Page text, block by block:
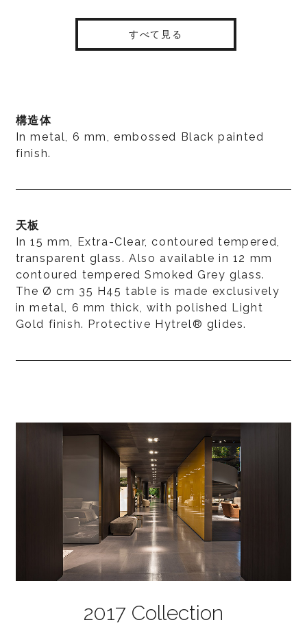
すべて見る
構造体
In metal, 6 mm, embossed Black painted
finish.
天板
In 15 mm, Extra-Clear, contoured tempered,
transparent glass. Also available in 12 mm
contoured tempered Smoked Grey glass.
The Ø cm 35 H45 table is made exclusively
in metal, 6 mm thick, with polished Light
Gold finish. Protective Hytrel® glides.
2017 Collection